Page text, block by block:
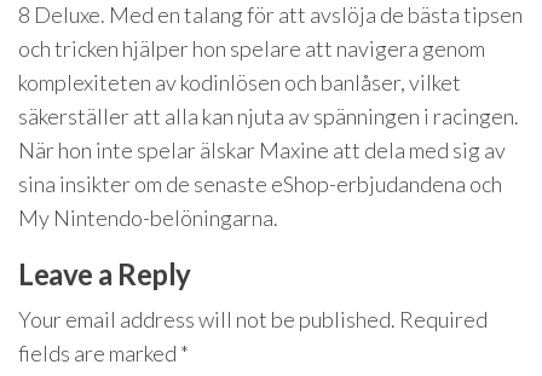
8 Deluxe. Med en talang för att avslöja de bästa tipsen
och tricken hjälper hon spelare att navigera genom
komplexiteten av kodinlösen och banlåser, vilket
säkerställer att alla kan njuta av spänningen i racingen.
När hon inte spelar älskar Maxine att dela med sig av
sina insikter om de senaste eShop-erbjudandena och
My Nintendo-belöningarna.
Leave a Reply
Your email address will not be published. Required
fields are marked *